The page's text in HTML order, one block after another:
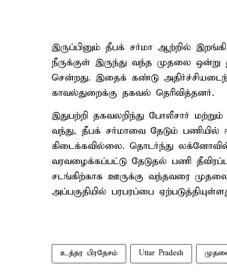
இருப்பினும் தீபக் சர்மா ஆற்றில்
நீருக்குள் இருந்து வந்த முதலை ஒன்று
சென்றது. இதைக் கண்டு
காவல்துறைக்கு தகவல் தெரிவித்தனர்.
இதுபற்றி தகவலறிந்து போலீசார்
வந்து, தீபக் சர்மாவை தேடும்
கிடைக்கவில்லை. தொடர்ந்து
வரவழைக்கப்பட்டு தேடுதல் பணி
சடங்கிற்காக ஊருக்கு வந்தவரை
அப்பகுதியில் பரபரப்பை
உத்தர பிரதேசம் Uttar Pradesh